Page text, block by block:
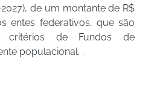
de um montante de R$
entes federativos, que são
critérios de Fundos de
populacional. .